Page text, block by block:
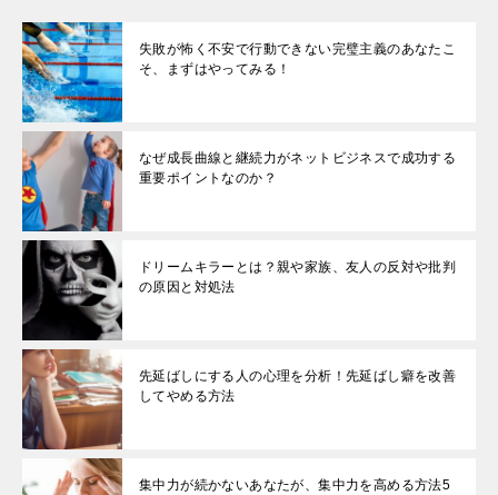
失敗が怖く不安で行動できない完璧主義のあなたこ
そ、まずはやってみる！
なぜ成長曲線と継続力がネットビジネスで成功する
重要ポイントなのか？
ドリームキラーとは？親や家族、友人の反対や批判
の原因と対処法
先延ばしにする人の心理を分析！先延ばし癖を改善
してやめる方法
集中力が続かないあなたが、集中力を高める方法5